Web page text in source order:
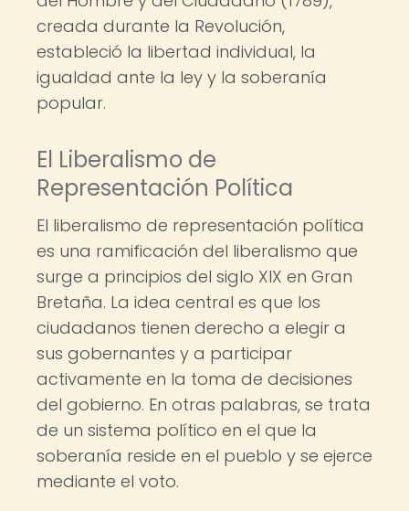
creada durante la Revolución,
estableció la libertad individual, la
igualdad ante la ley y la soberanía
popular.
El Liberalismo de
Representación Política
El liberalismo de representación política
es una ramificación del liberalismo que
surge a principios del siglo XIX en Gran
Bretaña. La idea central es que los
ciudadanos tienen derecho a elegir a
sus gobernantes y a participar
activamente en la toma de decisiones
del gobierno. En otras palabras, se trata
de un sistema político en el que la
soberanía reside en el pueblo y se ejerce
mediante el voto.